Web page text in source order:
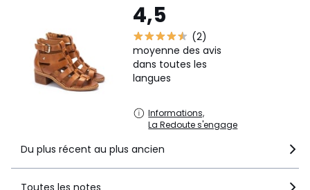
4,5
(2)
moyenne des avis
dans toutes les
langues
Informations,
La Redoute s'engage
Du plus récent au plus ancien